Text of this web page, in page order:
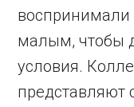
воспринимали
малым, чтобы
условия.
представляют